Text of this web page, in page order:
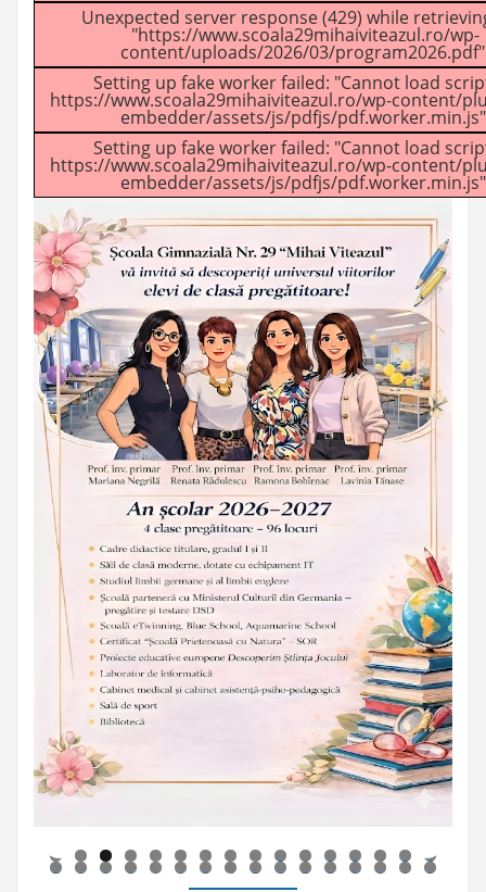
Unexpected server response (429) while
"https://www.scoala29mihaiviteazul.ro/wp-
content/uploads/2026/03/
Setting up fake worker failed: "Cannot load
https://www.scoala29mihaiviteazul.ro/wp-content/
embedder/assets/js/pdfjs/
Setting up fake worker failed: "Cannot load
https://www.scoala29mihaiviteazul.ro/wp-content/
embedder/assets/js/pdfjs/
0 1 2 3 4 5 6
7 8 9 0 1 2 3 4 5 6 7 8 9 0 1
2